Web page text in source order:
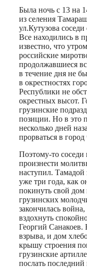
Print
Была ночь с 13 на
из селения
ул.Кутузова
Все находились в
известно, что
российские
продолжавшиеся
в течение дня не
в окрестностях
Республики не
окрестных высот.
грузинские
позиции. Но в это
несколько дней
прорваться в
Поэтому-то соседи
произнести
наступил. Тамадой
уже три года, как
покинуть свой дом
грузинских
закончилась
вздохнуть
Георгий Санакоев.
взрыва, и дом
крышу строения
грузинские
послать